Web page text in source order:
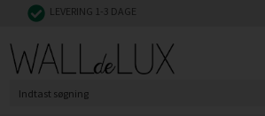
LEVERING 1-3 DAGE